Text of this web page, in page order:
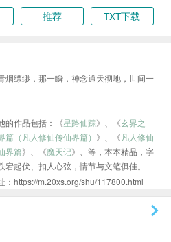
推荐 TXT下载
烟缥缈，那一瞬，神念通天彻地，世间一
的作品包括：《星路仙踪》、《玄界之
篇（凡人修仙传仙界篇） 》、《凡人修仙
界篇》、《魔天记》、等，本本精品，字
起伏、扣人心弦，情节与文笔俱佳。
：https://m.20xs.org/shu/117800.html